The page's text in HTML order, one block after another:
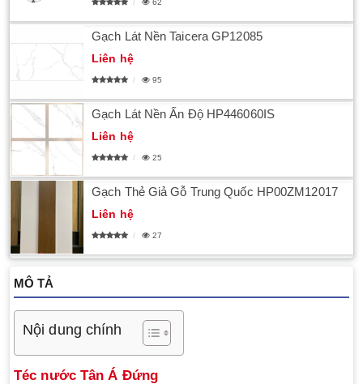
62
Gạch Lát Nền Taicera GP12085
Liên hệ
95
Gạch Lát Nền Ấn Độ HP446060IS
Liên hệ
25
Gạch Thẻ Giả Gỗ Trung Quốc HP00ZM12017
Liên hệ
27
MÔ TẢ
Nội dung chính
Téc nước Tân Á Đứng